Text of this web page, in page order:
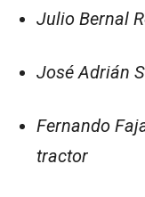
Julio Bernal
José Adrián
Fernando
tractor